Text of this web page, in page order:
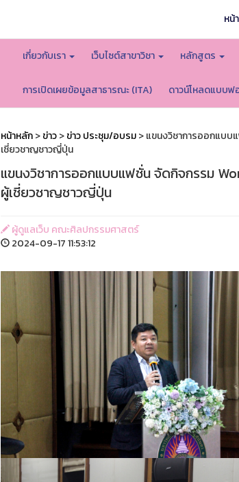
หน้
เกี่ยวกับเรา เว็บไซต์สาขาวิชา หลักสูตร
การเปิดเผยข้อมูลสาธารณะ (ITA) ดาวน์โหลดแบบ
หน้าหลัก>ข่าว>ข่าว ประชุม/อบรม> แขนงวิชาการออกแบบ
เชี่ยวชาญชาวญี่ปุ่น
แขนงวิชาการออกแบบแฟชั่น จัดกิจกรรม
ผู้เชี่ยวชาญชาวญี่ปุ่น
ผู้ดูแลเว็บ คณะศิลปกรรมศาสตร์
2024-09-17 11:53:12